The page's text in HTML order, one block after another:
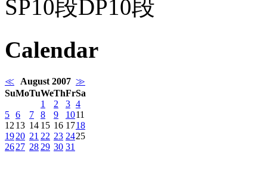
SP10段DP10段
Calendar
≪ August 2007 ≫
SuMoTuWeThFrSa
1
2 3 4
5 6 7 8 9 1011
12 13 14 15 16 1718
1920 21 22 23 2425
2627 28 29 30 31